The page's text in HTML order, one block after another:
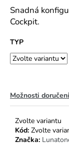
Snadná
Cockpit.
TYP
Možnosti doručení
Zvolte variantu
Kód: Zvolte
Značka: